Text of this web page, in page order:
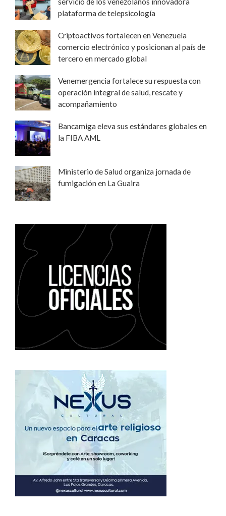
plataforma de telepsicología
Criptoactivos fortalecen en Venezuela
comercio electrónico y posicionan al país de
tercero en mercado global
Venemergencia fortalece su respuesta con
operación integral de salud, rescate y
acompañamiento
Bancamiga eleva sus estándares globales en
la FIBA AML
Ministerio de Salud organiza jornada de
fumigación en La Guaira